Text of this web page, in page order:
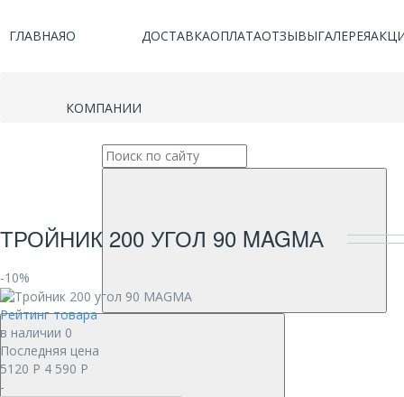
ГЛАВНАЯО
КОМПАНИИ
ДОСТАВКАОПЛАТАОТЗЫВЫГАЛЕРЕЯ
ТРОЙНИК 200 УГОЛ 90 MAGMА
-10%
Рейтинг товара
в наличии 0
Последняя цена
5120 Р 4 590 Р
-